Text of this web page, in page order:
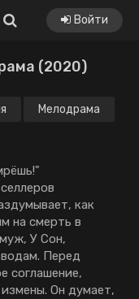
Войти
(2020)
Мелодрама
как
на смерть в
муж, У Сон,
Перед
соглашение,
Он думает,